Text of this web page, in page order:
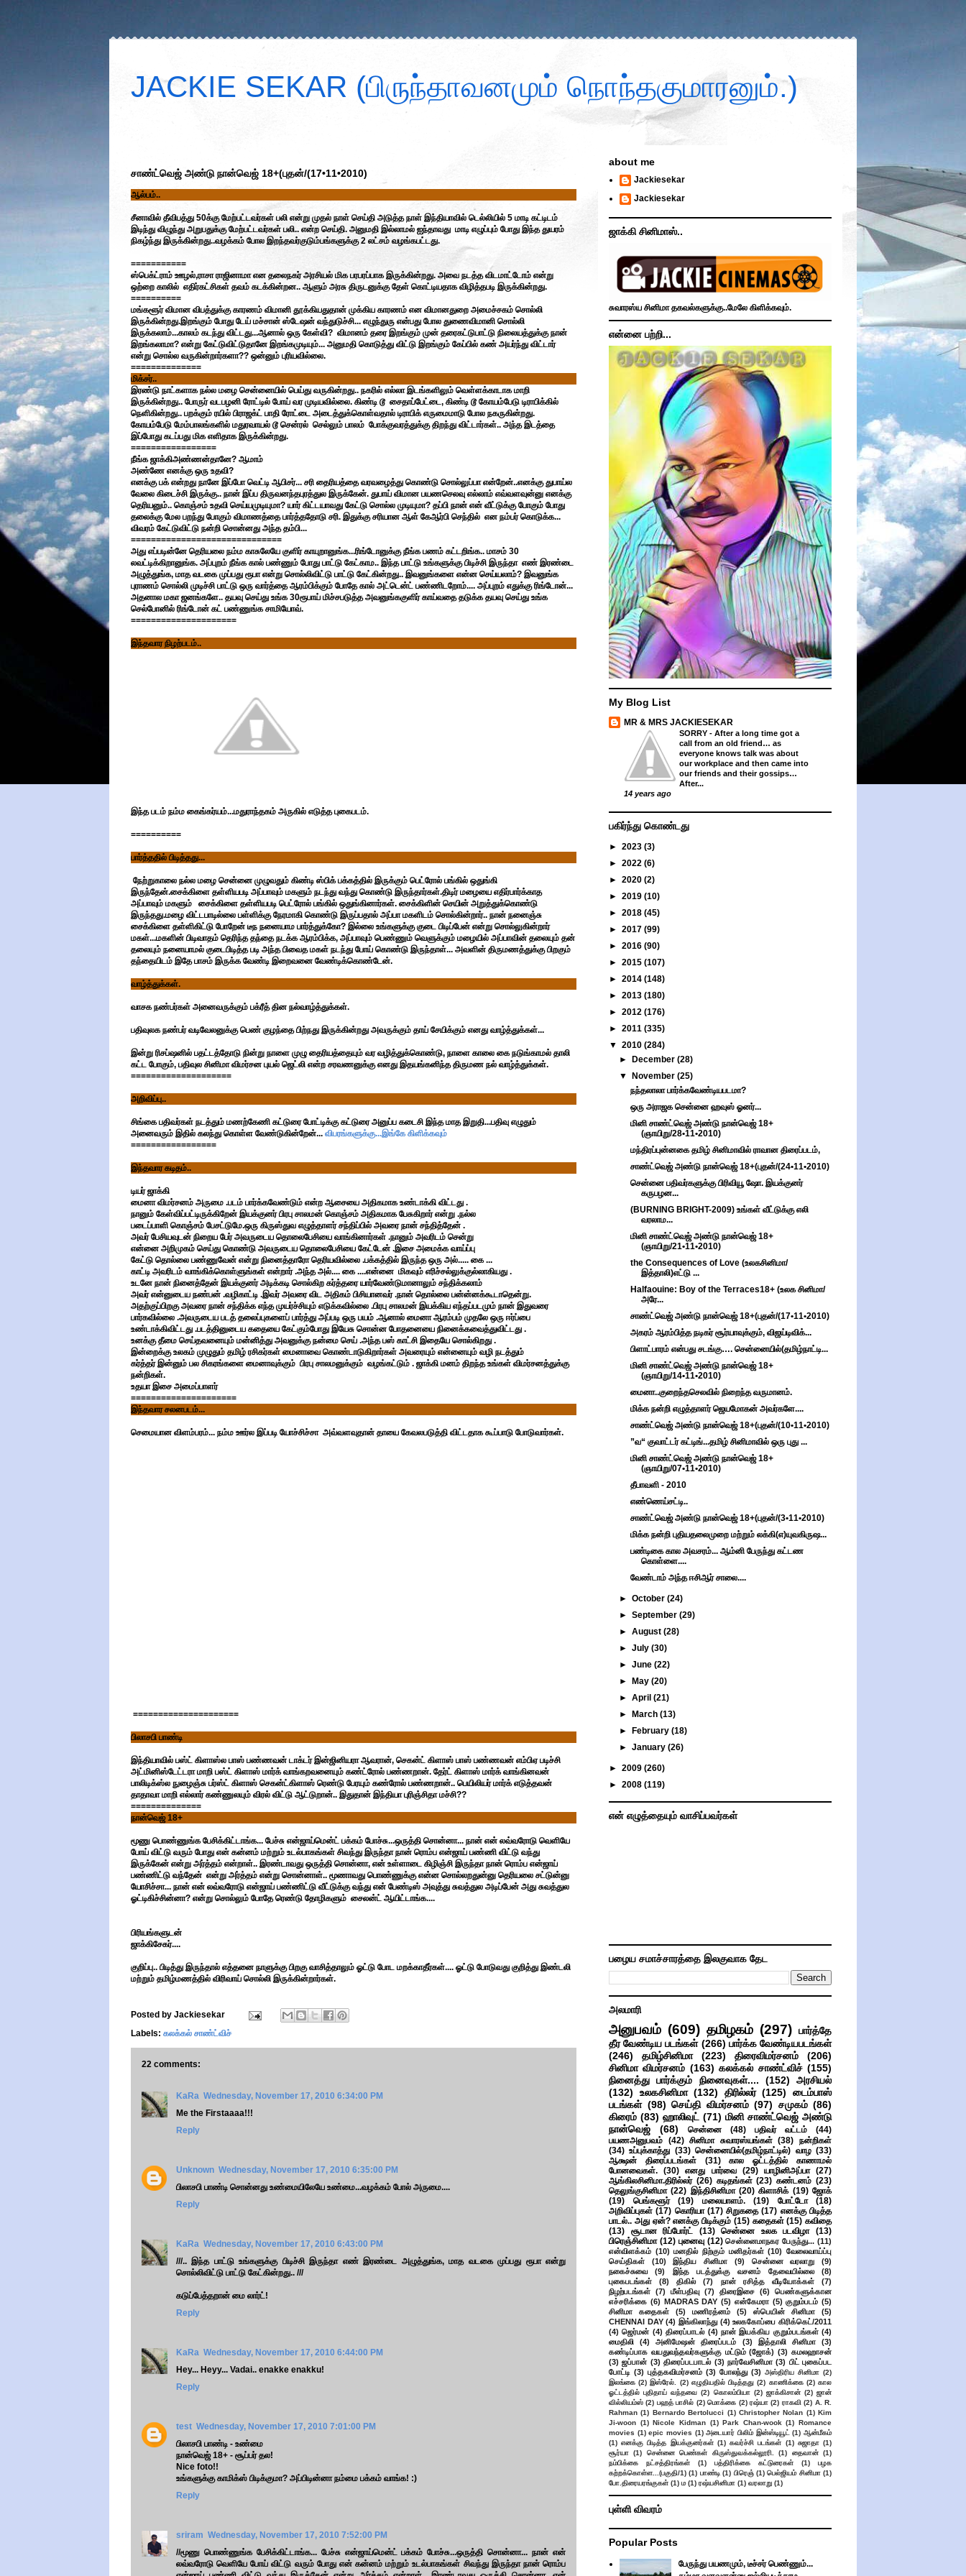
JACKIE SEKAR (பிருந்தாவனமும் நொந்தகுமாரனும்.)
சாண்ட்வெஜ் அண்டு நான்வெஜ் 18+(புதன்/(17•11•2010)
ஆல்பம்..
சீனாவில் தீவிபத்து 50க்கு மேற்பட்டவர்கள் பலி என்று முதல் நாள் செய்தி அடுத்த நாள் இந்தியாவில் டெல்லியில் 5 மாடி கட்டிடம்
இடிந்து விழுந்து அறுபதுக்கு மேற்பட்டவர்கள் பலி.. என்ற செய்தி. அனுமதி இல்லாமல் ஐந்தாவது மாடி எழுப்பும் போது இந்த துயரம்
நிகழ்ந்து இருக்கின்றது..வழக்கம் போல இறந்தவர்குடும்பங்களுக்கு 2 லட்சம் வழங்கபட்டது.
===========
ஸ்பெக்ட்ராம் ஊழல்,ராசா ராஜினாமா என தலைநகர் அரசியல் மிக பரபரப்பாக இருக்கின்றது. அவை நடத்த விடமாட்டோம் என்று
ஒற்றை காலில் எதிர்கட்சிகள் தவம் கடக்கின்றன.. ஆளும் அரசு திருடனுக்கு தேள் கொட்டியதாக விழித்தபடி இருக்கின்றது.
==========
மங்களூர் விமான விபத்துக்கு காரணம் விமானி தூக்கியதுதான் முக்கிய காரணம் என விமானதுறை அமைச்சகம் சொல்லி
இருக்கின்றது.இறங்கும் போது டேய் மச்சான் ஸ்டேஷன் வந்துடுச்சி... எழுந்துரு என்பது போல துணைவிமானி சொல்லி
இருக்கலாம்...காலம் கடந்து விட்டது...ஆனால் ஒரு கேள்வி? விமானம் தரை இறங்கும் முன் தரைகட்டுபாட்டு நிலையத்துக்கு நான்
இறங்கலாமா? என்று கேட்டுவிட்டுதானே இறங்கமுடியும்... அனுமதி கொடுத்து விட்டு இறங்கும் கேப்பில் கண் அயர்ந்து விட்டார்
என்று சொல்ல வருகின்றார்களா?? ஒன்னும் புரியவில்லை.
==============
மிக்சர்..
இரண்டு நாட்களாக நல்ல மழை சென்னையில் பெய்து வருகின்றது.. நகரில் எல்லா இடங்களிலும் வெள்ளக்காடாக மாறி
இருக்கின்றது.. போருர் வடபழனி ரோட்டில் போய் வர முடியவில்லை. கிண்டி டூ சைதாப்பேட்டை, கிண்டி டூ கோயம்பேடு டிராபிக்கில்
நெளிகின்றது.. பறக்கும் ரயில் பிராஜக்ட் பாதி ரோட்டை அடைத்துக்கொள்வதால் டிராபிக் எருமைமாடு போல நகருகின்றது.
கோயம்பேடு மேம்பாலங்களில் மதுரவாயல் டூ சென்ரல் செல்லும் பாலம் போக்குவரத்துக்கு திறந்து விட்டார்கள்.. அந்த இடத்தை
இப்போது கடப்பது மிக எளிதாக இருக்கின்றது.
=================
நீங்க ஜாக்கிஅண்ணன்தானே? ஆமாம்
அண்ணே எனக்கு ஒரு உதவி?
எனக்கு பக் என்றது நானே இப்போ வெட்டி ஆபிசர்... சரி தைரியத்தை வரவழைத்து கொண்டு சொல்லுப்பா என்றேன்..எனக்கு துபாய்ல
வேலை கிடைச்சி இருக்கு.. நான் இப்ப திருவனந்தபுரத்துல இருக்கேன். துபாய் விமான பயணசெலவு எல்லாம் எவ்வளவுன்னு எனக்கு
தெரியனும்.. கொஞ்சம் உதவி செய்யமுடியுமா? யார் கிட்டயாவது கேட்டு சொல்ல முடியுமா? தப்பி நான் என் வீட்டுக்கு போகும் போது
தலைக்கு மேல பறந்து போகும் விமாணத்தை பார்த்ததோடு சரி. இதுக்கு சரியான ஆள் கேஆர்பி செந்தில் என நம்பர் கொடுக்க...
விவரம் கேட்டுவிட்டு நன்றி சொன்னது அந்த தம்பி...
==============================
அது எப்படின்னே தெரியலை நம்ம காசுலேயே குளிர் காயுறானுங்க...ரிங்டோனுக்கு நீங்க பணம் கட்டறிங்க.. மாசம் 30
லவட்டிக்கிறானுங்க. அப்புறம் நீங்க கால் பண்ணும் போது பாட்டு கேட்காம.. இந்த பாட்டு உங்களுக்கு பிடிச்சி இருந்தா எண் இரண்டை
அழுத்துங்க, மாத வடகை முப்பது ரூபா என்று சொல்லிவிட்டு பாட்டு கேட்கின்றது.. இவனுங்களை என்ன செய்யலாம்? இவனுங்க
புராணம் சொல்லி முடிச்சி பாட்டு ஒரு வார்த்தை ஆரம்பிக்கும் போதே கால் அட்டென்ட் பண்ணிடறோம்.... அப்புறம் எதுக்கு ரிங்டோன்...
அதனால மகா ஜனங்களே.. தயவு செய்து உங்க 30ரூபாய் மிச்சபடுத்த அவனுங்ககுளிர் காய்வதை தடுக்க தயவு செய்து உங்க
செல்போனில் ரிங்டோன் கட் பண்ணுங்க சாமியோவ்.
=====================
இந்தவார நிழற்படம்..
இந்த படம் நம்ம கைங்கர்யம்...மதுராந்தகம் அருகில் எடுத்த புகைபடம்.
==========
பார்த்ததில் பிடித்தது...
நேற்றுகாலை நல்ல மழை சென்னை முழுவதும் கிண்டி ஸ்பிக் பக்கத்தில் இருக்கும் பெட்ரோல் பங்கில் ஒதுங்கி
இருந்தேன்.சைக்கிளை தள்ளியபடி அப்பாவும் மகளும் நடந்து வந்து கொண்டு இருந்தார்கள்.திடிர் மழையை எதிர்பார்க்காத
அப்பாவும் மகளும் சைக்கிளை தள்ளியபடி பெட்ரோல் பங்கில் ஒதுங்கினார்கள். சைக்கிளின் செயின் அறுத்துக்கொண்டு
இருந்தது.மழை விட்டபாடில்லை பள்ளிக்கு நேரமாகி கொண்டு இருப்பதால் அப்பா மகளிடம் சொல்கின்றார்.. நான் நனைஞ்சு
சைக்கிளை தள்ளிகிட்டு போறேன் டீந நனையாம பார்த்துக்கோ? இல்லை உங்களுக்கு குடை பிடிப்பேன் என்று சொல்லுகின்றார்
மகள்...மகளின் பிடிவாதம் தெரிந்த தந்தை நடக்க ஆரம்பிக்க, அப்பாவும் பெண்ணும் வெளுக்கும் மழையில் அப்பாவின் தலையும் தன்
தலையும் நனையாமல் குடைபிடித்த படி அந்த பிவைத மகள் நடந்து போய் கொண்டு இருந்தாள்... அவளின் திருமணத்துக்கு பிறகும்
தந்தையிடம் இதே பாசம் இருக்க வேண்டி இறைவனை வேண்டிக்கொண்டேன்.
வாழ்த்துக்கள்.
வாசக நண்பர்கள் அனைவருக்கும் பக்ரீத் தின நல்வாழ்த்துக்கள்.
பதிவுலக நண்பர் வடிவேலனுக்கு பெண் குழந்தை பிற்நது இருக்கின்றது அவருக்கும் தாய் சேயிக்கும் எனது வாழ்த்துக்கள்...
இன்று ரிசப்ஷனில் பதட்டத்தோடு நின்று நாளை முழு தைரியத்தையும் வர வழித்துக்கொண்டு, நாளை காலை கை நடுங்காமல் தாலி
கட்ட போகும், பதிவுல சினிமா விமர்சன புயல் ஜெட்லி என்ற சரவணனுக்கு எனது இதயங்கனிந்த திருமண நல் வாழ்த்துக்கள்.
====================
அறிவிப்பு..
சிங்கை பதிவர்கள் நடத்தும் மணற்கேணி கட்டுரை போட்டிக்கு கட்டுரை அனுப்ப கடைசி இந்த மாத இறுதி...பதிவு எழுதும்
அனைவரும் இதில் கலந்து கொள்ள வேண்டுகின்றேன்... விபரங்களுக்கு...இங்கே கிளிக்கவும்
=================
இந்தவார கடிதம்..
டியர் ஜாக்கி
மைனா விமர்சனம் அருமை .படம் பார்க்கவேண்டும் என்ற ஆசையை அதிகமாக உண்டாக்கி விட்டது .
நானும் கேள்விப்பட்டிருக்கிறேன் இயக்குனர் பிரபு சாலமன் கொஞ்சம் அதிகமாக பேசுகிறார் என்று .நல்ல
படைப்பாளி கொஞ்சம் பேசட்டுமே.ஒரு கிருஸ்துவ எழுத்தாளர் சந்திப்பில் அவரை நான் சந்தித்தேன் .
அவர் பேசியவுடன் நிறைய பேர் அவருடைய தொலைபேசியை வாங்கினார்கள் .நானும் அவரிடம் சென்று
என்னை அறிமுகம் செய்து கொண்டு அவருடைய தொலைபேசியை கேட்டேன் .இசை அமைக்க வாய்ப்பு
கேட்டு தொல்லை பண்ணுவேன் என்று நினைத்தாரோ தெரியவில்லை .பக்கத்தில் இருந்த ஒரு அல்..... கை ...
காட்டி அவரிடம் வாங்கிக்கொள்ளுங்கள் என்றார் .அந்த அல்.... கை ....என்னை மிகவும் எரிச்சல்லுக்குல்லாகியது .
உடனே நான் நினைத்தேன் இயக்குனர் அடிக்கடி சொல்கிற கர்த்தரை யார்வேண்டுமானாலும் சந்திக்கலாம்
அவர் என்னுடைய நண்பன் .வழிகாட்டி .இவர் அவரை விட அதிகம் பிசியானவர் .நான் தொல்லை பன்ன்னக்கூடாதென்று.
அதற்குப்பிறகு அவரை நான் சந்திக்க எந்த முயர்ச்சியும் எடுக்கவில்லை .பிரபு சாலமன் இயக்கிய எந்தப்படமும் நான் இதுவரை
பார்கவில்லை .அவருடைய படத் தலைப்புகளைப் பார்த்து அப்படி ஒரு பயம் .ஆனால் மைனா ஆரம்பம் முதலே ஒரு ஈர்ப்பை
உண்டாக்கிவிட்டது .படத்தினுடைய கதையை கேட்கும்போது இயேசு சொன்ன போதனையை நினைக்கவைத்துவிட்டது .
உனக்கு தீமை செய்தவனையும் மன்னித்து அவனுக்கு நன்மை செய் .அந்த பஸ் காட்சி இதையே சொல்கிறது .
இன்றைக்கு உலகம் முழுதும் தமிழ் ரசிகர்கள் மைனாவை கொண்டாடுகிறார்கள் அவரையும் என்னையும் வழி நடத்தும்
கர்த்தர் இன்னும் பல சிகரங்களை மைனாவுக்கும் பிரபு சாலமனுக்கும் வழங்கட்டும் . ஜாக்கி மனம் திறந்த உங்கள் விமர்சனத்துக்கு
நன்றிகள்.
உதயா இசை அமைப்பாளர்
=====================
இந்தவார சலனபடம்...
செமையான விளம்பரம்... நம்ம ஊர்ல இப்படி யோச்சிச்சா அவ்வளவுதான் தாயை கேவலபடுத்தி விட்டதாக கூப்பாடு போடுவார்கள்.
=====================
பிலாசபி பாண்டி
இந்தியாவில் பஸ்ட் கிளாஸ்ல பாஸ் பண்ணவன் டாக்டர் இன்ஜினியரா ஆவரான், செகன்ட் கிளாஸ் பாஸ் பண்ணவன் எம்பிஏ படிச்சி
அட்மினிஸ்டேட்டரா மாறி பஸ்ட் கிளாஸ் மார்க் வாங்கறவனையும் கண்ட்ரோல் பண்ணறான். தேர்ட் கிளாஸ் மார்க் வாங்கினவன்
பாலிடிக்ஸ்ல நுழைஞ்சு பர்ஸ்ட் கிளாஸ் செகன்ட்கிளாஸ் ரெண்டு பேரயும் கண்ரோல் பண்ணறான்.. பெயிலியர் மார்க் எடுத்தவன்
தாதாவா மாறி எல்லார் கண்ணுலயும் விரல் விட்டு ஆட்டுறான்.. இதுதான் இந்தியா புரிஞ்சிதா மச்சி??
==============
நான்வெஜ் 18+
மூணு பொண்ணுங்க பேசிக்கிட்டாங்க... பேச்சு என்ஜாய்மென்ட் பக்கம் போச்சு...ஒருத்தி சொன்னா... நான் என் லவ்வரோடு வெளியே
போய் விட்டு வரும் போது என் கன்னம் மற்றும் உடல்பாகங்கள் சிவந்து இருந்தா நான் ரொம்ப என்ஜாய் பண்ணி விட்டு வந்து
இருக்கேன் என்று அர்த்தம் என்றாள்.. இரண்டாவது ஒருத்தி சொன்னா, என் உள்ளாடை கிழிஞ்சி இருந்தா நான் ரொம்ப என்ஜாய்
பண்ணிட்டு வந்தேன் என்று அர்த்தம் என்று சொன்னாள்.. மூணாவது பொண்ணுக்கு என்ன சொல்லறதுன்னு தெரியலை சட்டுன்னு
யோசிச்சா... நான் என் லவ்வரோடு என்ஜாய் பண்ணிட்டு வீட்டுக்கு வந்து என் பேண்டிஸ் அவுத்து சுவத்துல அடிப்பேன் அது சுவத்துல
ஓட்டிகிச்சின்னா? என்று சொல்லும் போதே ரெண்டு தோழிகளும் சைலன்ட் ஆயிட்டாங்க....
பிரியங்களுடன்
ஜாக்கிசேகர்....
குறிப்பு.. பிடித்து இருந்தால் எத்தனை நாளுக்கு பிறகு வாசித்தாலும் ஓட்டு போட மறக்காதீர்கள்.... ஓட்டு போடுவது குறித்து இண்டலி
மற்றும் தமிழ்மணத்தில் விரிவாய் சொல்லி இருக்கின்றார்கள்.
Posted by Jackiesekar
Labels: கலக்கல் சாண்ட்விச்
22 comments:
KaRa Wednesday, November 17, 2010 6:34:00 PM
Me the Firstaaaa!!!
Reply
Unknown Wednesday, November 17, 2010 6:35:00 PM
பிலாசபி பாண்டி சொன்னது உண்மையிலேயே உண்மை...வழக்கம் போல் அருமை....
Reply
KaRa Wednesday, November 17, 2010 6:43:00 PM
///.. இந்த பாட்டு உங்களுக்கு பிடிச்சி இருந்தா எண் இரண்டை அழுத்துங்க, மாத வடகை முப்பது ரூபா என்று
சொல்லிவிட்டு பாட்டு கேட்கின்றது.. ///
கடுப்பேத்தறான் மை லார்ட்!
Reply
KaRa Wednesday, November 17, 2010 6:44:00 PM
Hey... Heyy... Vadai.. enakke enakku!
Reply
test Wednesday, November 17, 2010 7:01:00 PM
பிலாசபி பாண்டி - உண்மை
நான்வெஜ் 18+ - சூப்பர் தல!
Nice foto!!
உங்களுக்கு காமிக்ஸ் பிடிக்குமா? அப்பிடின்னா நம்மை பக்கம் வாங்க! :)
Reply
sriram Wednesday, November 17, 2010 7:52:00 PM
//மூணு பொண்ணுங்க பேசிக்கிட்டாங்க... பேச்சு என்ஜாய்மென்ட் பக்கம் போச்சு...ஒருத்தி சொன்னா... நான் என்
லவ்வரோடு வெளியே போய் விட்டு வரும் போது என் கன்னம் மற்றும் உடல்பாகங்கள் சிவந்து இருந்தா நான் ரொம்ப
about me
Jackiesekar
Jackiesekar
ஜாக்கி சினிமாஸ்..
சுவாரஸ்ய சினிமா தகவல்களுக்கு..மேலே கிளிக்கவும்.
என்னை பற்றி...
My Blog List
MR & MRS JACKIESEKAR
SORRY - After a long time got a
call from an old friend… as
everyone knows talk was about
our workplace and then came into
our friends and their gossips…
After...
14 years ago
பகிர்ந்து கொண்டது
► 2023 (3)
► 2022 (6)
► 2020 (2)
► 2019 (10)
► 2018 (45)
► 2017 (99)
► 2016 (90)
► 2015 (107)
► 2014 (148)
► 2013 (180)
► 2012 (176)
► 2011 (335)
▼ 2010 (284)
►
December(28)
▼
November(25)
நந்தலாலா பார்க்கவேண்டியபடமா?
ஒரு அராஜக சென்னை ஹவுஸ் ஓனர்...
மினி சாண்ட்வெஜ் அண்டு நான்வெஜ் 18+
(ஞாயிறு/28•11•2010)
மந்திரப்புன்னகை தமிழ் சினிமாவில் ராவான திரைப்படம்,
சாண்ட்வெஜ் அண்டு நான்வெஜ் 18+(புதன்/(24•11•2010)
சென்னை பதிவர்களுக்கு பிரிவியூ ஷோ. இயக்குனர்
கருபழன...
(BURNING BRIGHT-2009) உங்கள் வீட்டுக்கு எலி
வரலாம...
மினி சாண்ட்வெஜ் அண்டு நான்வெஜ் 18+
(ஞாயிறு/21•11•2010)
the Consequences of Love (உலகசினிமா/
இத்தாலி)எட்டு ...
Halfaouine: Boy of the Terraces18+ (உலக சினிமா/
அரே...
சாண்ட்வெஜ் அண்டு நான்வெஜ் 18+(புதன்/(17•11•2010)
அகரம் ஆரம்பித்த நடிகர் சூர்யாவுக்கும், விஜய்டிவிக்...
பிளாட்பாரம் என்பது சடங்கு…. சென்னையில்(தமிழ்நாட்டி...
மினி சாண்ட்வெஜ் அண்டு நான்வெஜ் 18+
(ஞாயிறு/14•11•2010)
மைனா..குறைந்தசெலவில் நிறைந்த வருமானம்.
மிக்க நன்றி எழுத்தாளர் ஜெயமோகன் அவர்களே....
சாண்ட்வெஜ் அண்டு நான்வெஜ் 18+(புதன்/(10•11•2010)
”வ“ குவாட்டர் கட்டிங்...தமிழ் சினிமாவில் ஒரு புது ...
மினி சாண்ட்வெஜ் அண்டு நான்வெஜ் 18+
(ஞாயிறு/07•11•2010)
தீபாவளி - 2010
எண்ணெய்சட்டி..
சாண்ட்வெஜ் அண்டு நான்வெஜ் 18+(புதன்/(3•11•2010)
மிக்க நன்றி புதியதலைமுறை மற்றும் லக்கி(எ)யுவகிருஷ...
பண்டிகை கால அவசரம்... ஆம்னி பேருந்து கட்டண
கொள்ளை....
வேண்டாம் அந்த ஈசிஆர் சாலை....
►October(24)
►September(29)
►August(28)
►July(30)
►June(22)
►
May(20)
►April(21)
►
March(13)
►
February(18)
►January(26)
► 2009 (260)
► 2008 (119)
என் எழுத்தையும் வாசிப்பவர்கள்
பழைய சமாச்சாரத்தை இலகுவாக தேட
அலமாரி
அனுபவம் (609) தமிழகம் (297) பார்த்தே
தீர வேண்டிய படங்கள் (266) பார்க்க வேண்டியபடங்கள்
(246)
தமிழ்சினிமா (223) திரைவிமர்சனம்
(206)
சினிமா விமர்சனம் (163) கலக்கல் சாண்ட்விச் (155)
நினைத்து பார்க்கும் நினைவுகள்....
(152)
அரசியல்
(132)
உலகசினிமா (132) திரில்லர் (125)
டைம்பாஸ்
படங்கள் (98) செய்தி விமர்சனம் (97) சமுகம் (86)
கிரைம் (83) ஹாலிவுட் (71) மினி சாண்ட்வெஜ் அண்டு
நான்வெஜ்
(68) சென்னை (48) பதிவர் வட்டம்
(44)
பயணஅனுபவம் (42) சினிமா சுவாரஸ்யங்கள் (38) நன்றிகள்
(34) உப்புக்காத்து (33) சென்னையில்(தமிழ்நாட்டில்) வாழ (33)
ஆக்ஷன் திரைப்படங்கள்
(31)
கால ஓட்டத்தில் காணாமல்
போனவைகள். (30) எனது பார்வை (29) யாழினிஅப்பா (27)
ஆங்கிலசினிமா.திரில்லர் (26) கடிதங்கள் (23) கண்டனம் (23)
தெலுங்குசினிமா (22) இந்திசினிமா (20) கிளாசிக் (19) ஜோக்
(19)
பெங்களூர் (19) மலையாளம். (19) போட்டோ
(18)
அறிவிப்புகள் (17) கொரியா (17) சிறுகதை (17) எனக்கு பிடித்த
பாடல்.. அது ஏன்? எனக்கு பிடிக்கும் (15) கதைகள் (15) கவிதை
(13)
சூடான ரிப்போர்ட் (13) சென்னை உலக படவிழா
(13)
பிரெஞ்சினிமா (12) புனைவு (12) சென்னைமாநகர பேருந்து... (11)
என்விளக்கம் (10) மனதில் நிற்கும் மனிதர்கள் (10) வேலைவாய்ப்பு
செய்திகள்
(10) இந்திய சினிமா (9) சென்னை வரலாறு
(9)
நகைச்சுவை
(9) இந்த படத்துக்கு வசனம் தேவையில்லை
(8)
புகைபடங்கள்
(8) திகில் (7) நான் ரசித்த வீடியோக்கள்
(7)
நிழற்படங்கள் (7) மீள்பதிவு (7) திரைஇசை (6)
பெண்களுக்கான
எச்சரிக்கை (6) MADRAS DAY (5) என்கேமரா (5) குறும்படம் (5)
சினிமா கதைகள்
(5) மணிரத்னம் (5) ஸ்பெயின் சினிமா
(5)
CHENNAI DAY (4) இங்கிலாந்து (4) உலககோப்பை கிரிக்கெட்/2011
(4) ஜெர்மன் (4) திரைப்பாடல் (4) நான் இயக்கிய குறும்படங்கள் (4)
மைதிலி
(4) அனிமேஷன் திரைப்படம் (3) இத்தாலி சினிமா
(3)
கண்டிப்பாக வயதுவந்தவர்களுக்கு மட்டும் (ஜோக்) (3) கமலஹாசன்
(3) ஜப்பான் (3) திரைப்படபாடல் (3) நார்வேசினிமா (3) பிட் புகைப்பட
போட்டி (3) புத்தகவிமர்சனம் (3) போலந்து (3) அஸ்திரிய சினிமா (2)
இலங்கை (2) இஸ்ரேல். (2) எழுதியதில் பிடித்தது (2) காணிக்கை (2) கால
ஓட்டத்தில் புதிதாய் வந்தவை (2) கொலம்பியா (2) ஜாக்கிசான் (2) ஜான்
வில்லியம்ஸ் (2) பஹத் பாசில் (2) மொக்கை (2) ரஷ்யா (2) ராகவி (2) A. R.
Rahman (1) Bernardo Bertolucci (1) Christopher Nolan (1) Kim
Ji-woon (1) Nicole Kidman (1) Park Chan-wook (1) Romance
movies (1) epic movies (1) அடையார் பிலிம் இன்ஸ்டியூட் (1) ஆன்மீகம்
(1) எனக்கு பிடித்த இயக்குனர்கள் (1) கவர்ச்சி படங்கள் (1) சுஜாதா (1)
சூர்யா (1) சென்னை பெண்கள் கிருஸ்துவக்கல்லூரி. (1) தைவான் (1)
நம்பிக்கை நட்சத்திரங்கள்
(1) பத்திரிக்கை கட்டுரைகள் (1)
பழக
கற்றக்கொள்ள...(பகுதி/1) (1) பாண்டி (1) பிரெஞ் (1) பெல்ஜியம் சினிமா (1)
போ.திரையரங்குகள் (1) ம (1) ரஷ்யசினிமா (1) வரலாறு (1)
புள்ளி விவரம்
Popular Posts
பேருந்து பயணமும், டீச்சர் பெண்ணும்...